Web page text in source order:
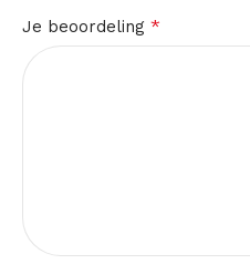
Je beoordeling *